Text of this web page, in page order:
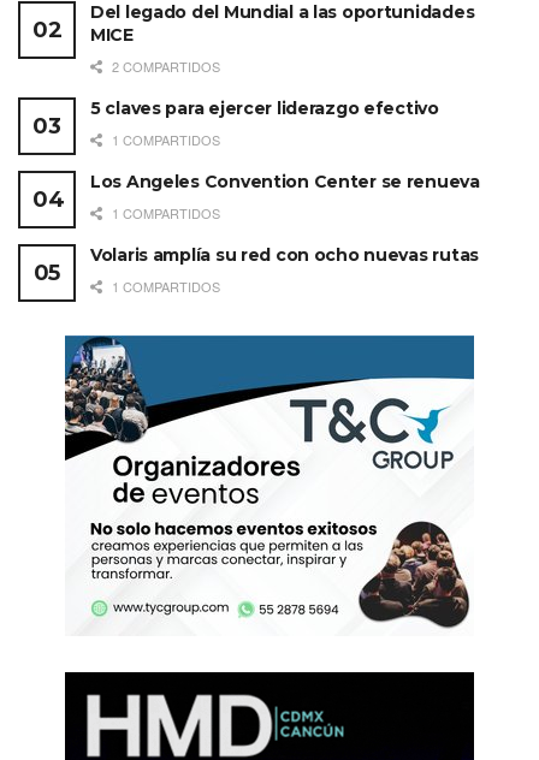
Del legado del Mundial a las oportunidades
MICE
2 COMPARTIDOS
5 claves para ejercer liderazgo efectivo
1 COMPARTIDOS
Los Angeles Convention Center se renueva
1 COMPARTIDOS
Volaris amplía su red con ocho nuevas rutas
1 COMPARTIDOS